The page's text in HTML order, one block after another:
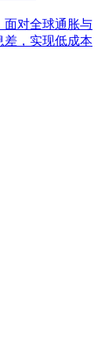
面对全球通胀与
差，实现低成本